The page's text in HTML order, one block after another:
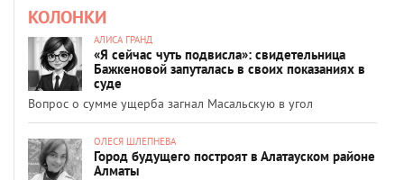
КОЛОНКИ
АЛИСА ГРАНД
«Я сейчас чуть подвисла»: свидетельница
Бажкеновой запуталась в своих показаниях в
суде
Вопрос о сумме ущерба загнал Масальскую в угол
ОЛЕСЯ ШЛЕПНЕВА
Город будущего построят в Алатауском районе
Алматы